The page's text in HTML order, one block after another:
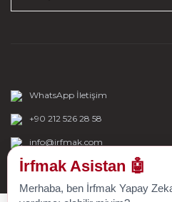
WhatsApp İletişim
+90 212 526 28 58
info@irfmak.com
İrfmak Asistan 🤖
Merhaba, ben İrfmak Yapay